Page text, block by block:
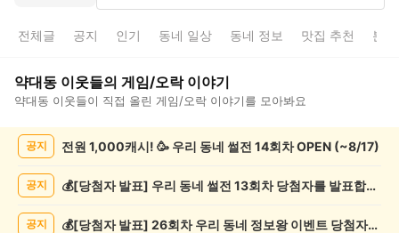
전체글 공지 인기 동네 일상 동네 정보 맛집 추천 분
약대동 이웃들의 게임/오락이야기
약대동 이웃들이 직접 올린 게임/오락 이야기를 모아봐요
공지 전원 1,000캐시! 🥳 우리 동네 썰전 14회차 OPEN (~8/17)
공지 💰[당첨자 발표] 우리 동네 썰전 13회차 당첨자를 발표합니다!
공지 💰[당첨자 발표] 26회차 우리 동네 정보왕 이벤트 당첨자를 발표합니다!